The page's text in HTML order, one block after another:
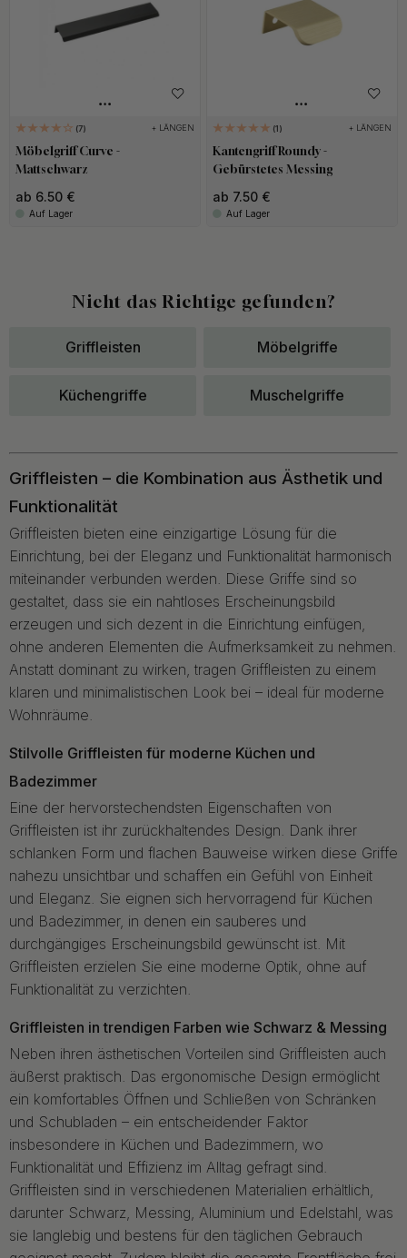
7 + LÄNGEN
Möbelgriff Curve -
Mattschwarz
ab 6.50 €
Auf Lager
1 + LÄNGEN
Kantengriff Roundy -
Gebürstetes Messing
ab 7.50 €
Auf Lager
Nicht das Richtige gefunden?
Griffleisten Möbelgriffe
Küchengriffe Muschelgriffe
Griffleisten – die Kombination aus Ästhetik und
Funktionalität
Griffleisten bieten eine einzigartige Lösung für die
Einrichtung, bei der Eleganz und Funktionalität harmonisch
miteinander verbunden werden. Diese Griffe sind so
gestaltet, dass sie ein nahtloses Erscheinungsbild
erzeugen und sich dezent in die Einrichtung einfügen,
ohne anderen Elementen die Aufmerksamkeit zu nehmen.
Anstatt dominant zu wirken, tragen Griffleisten zu einem
klaren und minimalistischen Look bei – ideal für moderne
Wohnräume.
Stilvolle Griffleisten für moderne Küchen und
Badezimmer
Eine der hervorstechendsten Eigenschaften von
Griffleisten ist ihr zurückhaltendes Design. Dank ihrer
schlanken Form und flachen Bauweise wirken diese Griffe
nahezu unsichtbar und schaffen ein Gefühl von Einheit
und Eleganz. Sie eignen sich hervorragend für Küchen
und Badezimmer, in denen ein sauberes und
durchgängiges Erscheinungsbild gewünscht ist. Mit
Griffleisten erzielen Sie eine moderne Optik, ohne auf
Funktionalität zu verzichten.
Griffleisten in trendigen Farben wie Schwarz & Messing
Neben ihren ästhetischen Vorteilen sind Griffleisten auch
äußerst praktisch. Das ergonomische Design ermöglicht
ein komfortables Öffnen und Schließen von Schränken
und Schubladen – ein entscheidender Faktor
insbesondere in Küchen und Badezimmern, wo
Funktionalität und Effizienz im Alltag gefragt sind.
Griffleisten sind in verschiedenen Materialien erhältlich,
darunter Schwarz, Messing, Aluminium und Edelstahl, was
sie langlebig und bestens für den täglichen Gebrauch